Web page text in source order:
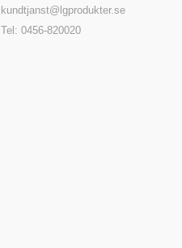
kundtjanst@lgprodukter.se
Tel: 0456-820020